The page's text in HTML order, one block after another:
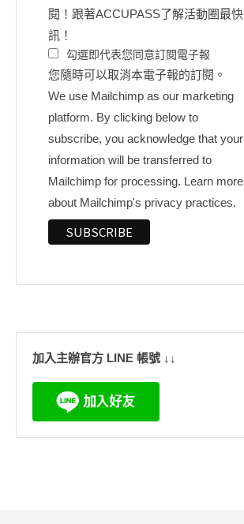
閱！跟著ACCUPASS了解活動圈最快
訊！
勾選即代表您同意訂閱電子報
您隨時可以取消本電子報的訂閱。
We use Mailchimp as our marketing
platform. By clicking below to
subscribe, you acknowledge that your
information will be transferred to
Mailchimp for processing. Learn more
about Mailchimp's privacy practices.
加入主辦官方 LINE 帳號 ↓↓